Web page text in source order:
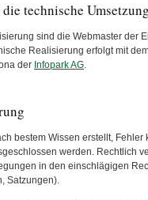
technische Umsetzung
sind die Webmaster der
Realisierung erfolgt mit
der Infopark AG.
bestem Wissen erstellt, Fehler
werden. Rechtlich
in den einschlägigen
Satzungen).